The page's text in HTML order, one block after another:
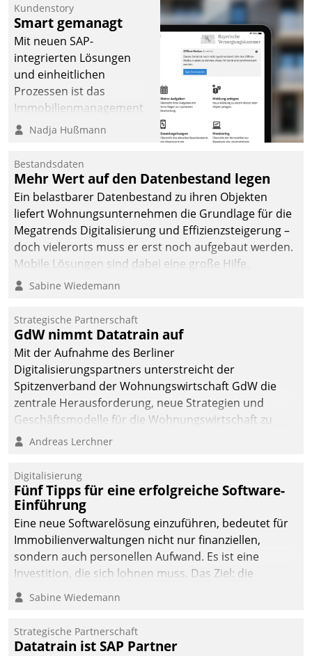
Kundenstory
Smart gemanagt
Mit neuen SAP-
integrierten Lösungen
und einheitlichen
Prozessen ist das
Immobilienmanagement
der Bayerischen
Ressort Kapitalanlage für
künftige Aufgaben und
Herausforderungen
gerüstet.
Nadja Hußmann
Bestandsdaten
Mehr Wert auf den Datenbestand legen
Ein belastbarer Datenbestand zu ihren Objekten
liefert Wohnungsunternehmen die Grundlage für die
Megatrends Digitalisierung und Effizienzsteigerung –
doch vielerorts muss er erst noch aufgebaut werden.
Mobile Lösungen sind dabei eine große Hilfe.
Sabine Wiedemann
Strategische Partnerschaft
GdW nimmt Datatrain auf
Mit der Aufnahme des Berliner
Digitalisierungspartners unterstreicht der
Spitzenverband der Wohnungswirtschaft GdW die
zentrale Herausforderung, neue Strategien und
Geschäftsmodelle für die Wohnungswirtschaft zu
entwickeln.
Andreas Lerchner
Digitalisierung
Fünf Tipps für eine erfolgreiche Software-
Einführung
Eine neue Softwarelösung einzuführen, bedeutet für
Immobilienverwaltungen nicht nur finanziellen,
sondern auch personellen Aufwand. Es ist eine
Investition, die sich lohnen muss. Das Ziel: die
nachhaltige Optimierung der Geschäftsabläufe. Damit
dieses Ziel erreicht wird, sollten einige Grundregeln
Sabine Wiedemann
Strategische Partnerschaft
Datatrain ist SAP Partner